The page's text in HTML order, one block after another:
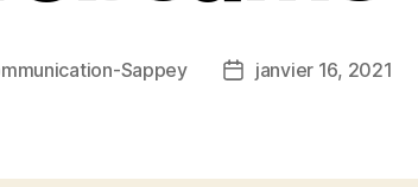
Sappey
Datejanvier 16, 2021